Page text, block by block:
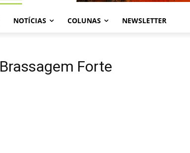
NOTÍCIAS COLUNAS NEWSLETTER
Brassagem Forte